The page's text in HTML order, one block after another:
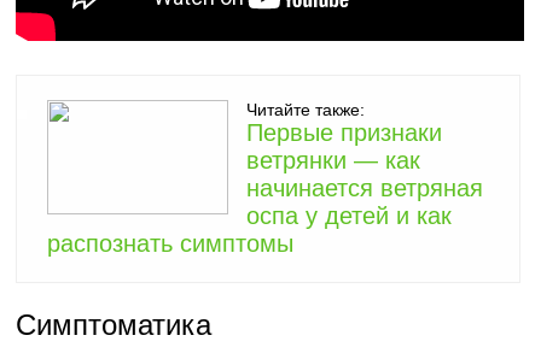
Читайте также:
Первые признаки
ветрянки — как
начинается ветряная
оспа у детей и как
распознать симптомы
Симптоматика